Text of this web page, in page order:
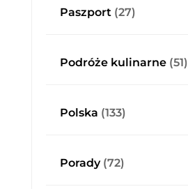
Paszport(27)
Podróże kulinarne(51)
Polska (133)
Porady(72)